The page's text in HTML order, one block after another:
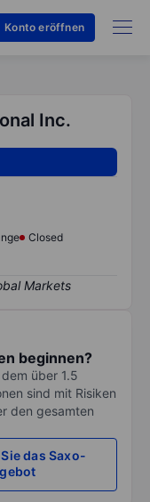
Konto eröffnen
Inc.
Closed
beginnen?
über 1.5
sind mit Risiken
den gesamten
das Saxo-